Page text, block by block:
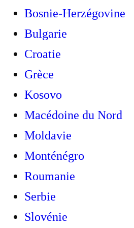
Bosnie-Herzégovine
Bulgarie
Croatie
Grèce
Kosovo
Macédoine du Nord
Moldavie
Monténégro
Roumanie
Serbie
Slovénie